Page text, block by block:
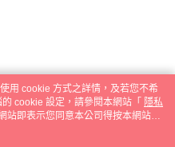
用 cookie 方式之詳情，及若您不希
cookie 設定，請參閱本網站「 隱私
站即表示您同意本公司得按本網站使